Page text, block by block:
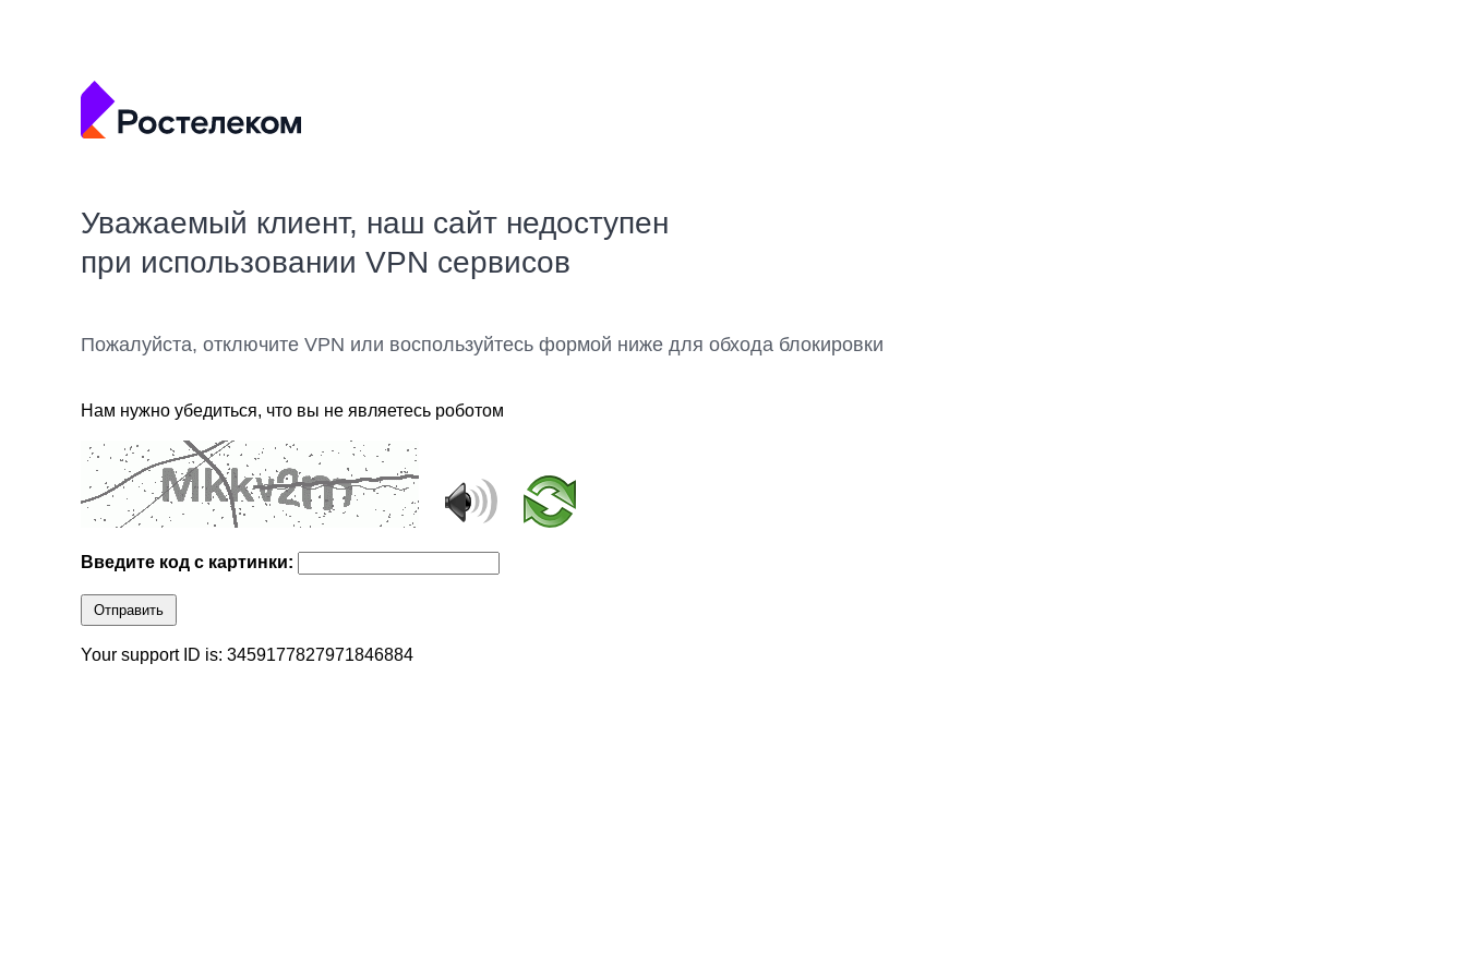
Уважаемый клиент, наш сайт недоступен
при использовании VPN сервисов
Пожалуйста, отключите VPN или воспользуйтесь формой ниже для обхода блокировки
Нам нужно убедиться, что вы не являетесь роботом
Введите код с картинки:
Отправить
Your support ID is: 3459177827971846884